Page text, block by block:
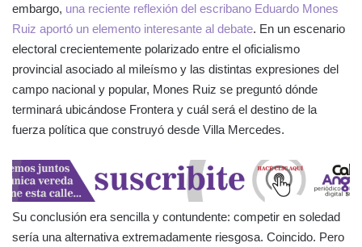
embargo, una reciente reflexión del escribano Eduardo Mones
Ruiz aportó un elemento interesante al debate. En un escenario
electoral crecientemente polarizado entre el oficialismo
provincial asociado al mileísmo y las distintas expresiones del
campo nacional y popular, Mones Ruiz se preguntó dónde
terminará ubicándose Frontera y cuál será el destino de la
fuerza política que construyó desde Villa Mercedes.
Su conclusión era sencilla y contundente: competir en soledad
sería una alternativa extremadamente riesgosa. Coincido. Pero